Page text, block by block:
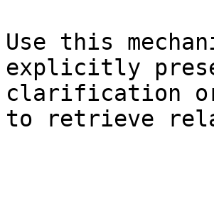
Use this
explicitly
clarification